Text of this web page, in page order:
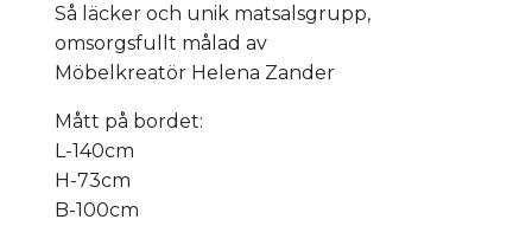
Så läcker och unik matsalsgrupp,
omsorgsfullt målad av
Möbelkreatör Helena Zander
Mått på bordet:
L-140cm
H-73cm
B-100cm